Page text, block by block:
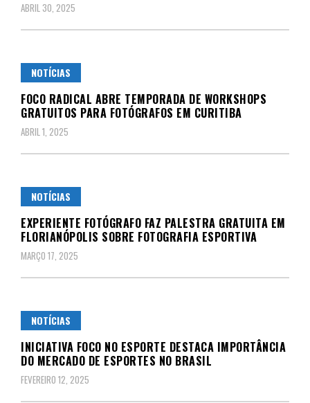
ABRIL 30, 2025
NOTÍCIAS
FOCO RADICAL ABRE TEMPORADA DE WORKSHOPS
GRATUITOS PARA FOTÓGRAFOS EM CURITIBA
ABRIL 1, 2025
NOTÍCIAS
EXPERIENTE FOTÓGRAFO FAZ PALESTRA GRATUITA EM
FLORIANÓPOLIS SOBRE FOTOGRAFIA ESPORTIVA
MARÇO 17, 2025
NOTÍCIAS
INICIATIVA FOCO NO ESPORTE DESTACA IMPORTÂNCIA
DO MERCADO DE ESPORTES NO BRASIL
FEVEREIRO 12, 2025